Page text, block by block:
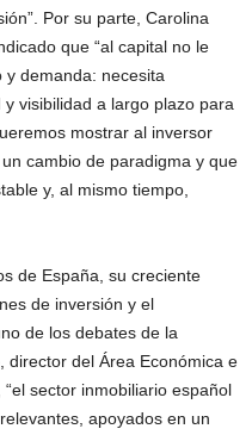
Por su parte, Carolina
que “al capital no le
y demanda: necesita
visibilidad a largo plazo para
mostrar al inversor
cambio de paradigma y que
y, al mismo tiempo,
de España, su creciente
de inversión y el
de los debates de la
director del Área Económica e
sector inmobiliario español
apoyados en un